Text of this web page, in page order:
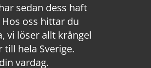
sedan dess haft
oss hittar du
vi löser allt krångel
hela Sverige.
vardag.